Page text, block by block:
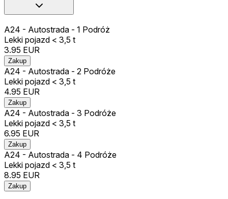
A24 - Autostrada - 1 Podróż
Lekki pojazd < 3,5 t
3.95 EUR
Zakup
A24 - Autostrada - 2 Podróże
Lekki pojazd < 3,5 t
4.95 EUR
Zakup
A24 - Autostrada - 3 Podróże
Lekki pojazd < 3,5 t
6.95 EUR
Zakup
A24 - Autostrada - 4 Podróże
Lekki pojazd < 3,5 t
8.95 EUR
Zakup